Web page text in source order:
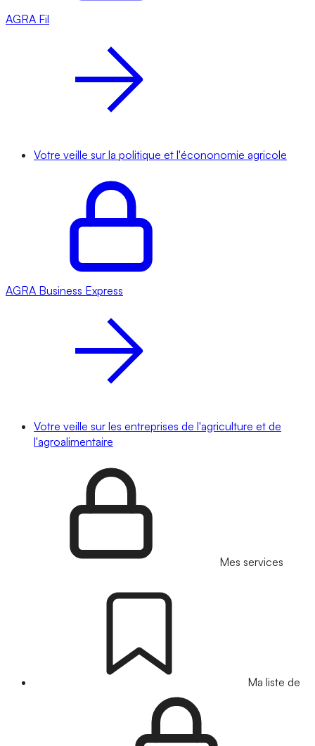
AGRA Fil
Votre veille sur la politique et l'écononomie agricole
AGRA Business Express
Votre veille sur les entreprises de l'agriculture et de
l'agroalimentaire
Mes services
Ma liste de